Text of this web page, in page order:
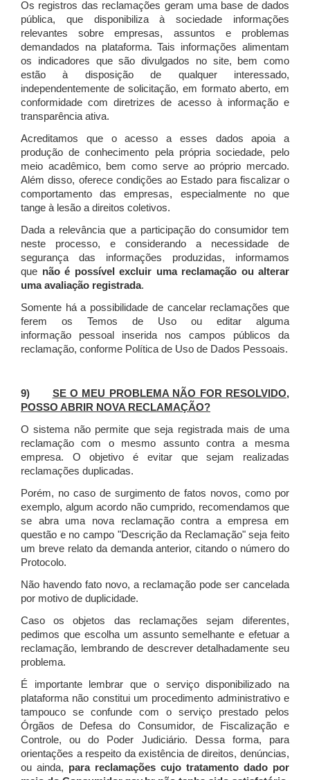
Os registros das reclamações geram uma base de dados
pública, que disponibiliza à sociedade informações
relevantes sobre empresas, assuntos e problemas
demandados na plataforma. Tais informações alimentam
os indicadores que são divulgados no site, bem como
estão à disposição de qualquer interessado,
independentemente de solicitação, em formato aberto, em
conformidade com diretrizes de acesso à informação e
transparência ativa.
Acreditamos que o acesso a esses dados apoia a
produção de conhecimento pela própria sociedade, pelo
meio acadêmico, bem como serve ao próprio mercado.
Além disso, oferece condições ao Estado para fiscalizar o
comportamento das empresas, especialmente no que
tange à lesão a direitos coletivos.
Dada a relevância que a participação do consumidor tem
neste processo, e considerando a necessidade de
segurança das informações produzidas, informamos
que não é possível excluir uma reclamação ou alterar
uma avaliação registrada.
Somente há a possibilidade de cancelar reclamações que
ferem os Temos de Uso ou editar alguma
informação pessoal inserida nos campos públicos da
reclamação, conforme Política de Uso de Dados Pessoais.
9) SE O MEU PROBLEMA NÃO FOR RESOLVIDO,
POSSO ABRIR NOVA RECLAMAÇÃO?
O sistema não permite que seja registrada mais de uma
reclamação com o mesmo assunto contra a mesma
empresa. O objetivo é evitar que sejam realizadas
reclamações duplicadas.
Porém, no caso de surgimento de fatos novos, como por
exemplo, algum acordo não cumprido, recomendamos que
se abra uma nova reclamação contra a empresa em
questão e no campo "Descrição da Reclamação" seja feito
um breve relato da demanda anterior, citando o número do
Protocolo.
Não havendo fato novo, a reclamação pode ser cancelada
por motivo de duplicidade.
Caso os objetos das reclamações sejam diferentes,
pedimos que escolha um assunto semelhante e efetuar a
reclamação, lembrando de descrever detalhadamente seu
problema.
É importante lembrar que o serviço disponibilizado na
plataforma não constitui um procedimento administrativo e
tampouco se confunde com o serviço prestado pelos
Órgãos de Defesa do Consumidor, de Fiscalização e
Controle, ou do Poder Judiciário. Dessa forma, para
orientações a respeito da existência de direitos, denúncias,
ou ainda, para reclamações cujo tratamento dado por